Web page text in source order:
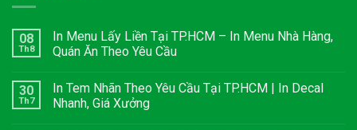
08
Th8
In Menu Lấy Liền Tại TP.HCM – In Menu Nhà Hàng,
Quán Ăn Theo Yêu Cầu
30
Th7
In Tem Nhãn Theo Yêu Cầu Tại TP.HCM | In Decal
Nhanh, Giá Xưởng